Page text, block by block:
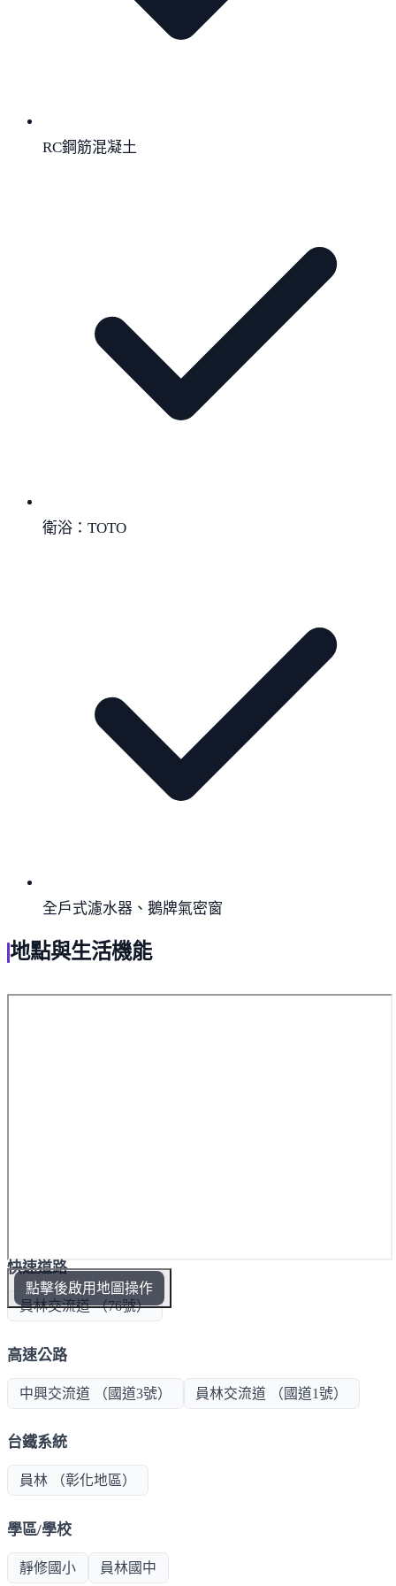
RC鋼筋混凝土
衛浴：TOTO
全戶式濾水器、鵝牌氣密窗
地點與生活機能
點擊後啟用地圖操作
快速道路
員林交流道 （76號）
高速公路
中興交流道 （國道3號） 員林交流道 （國道1號）
台鐵系統
員林 （彰化地區）
學區/學校
靜修國小 員林國中